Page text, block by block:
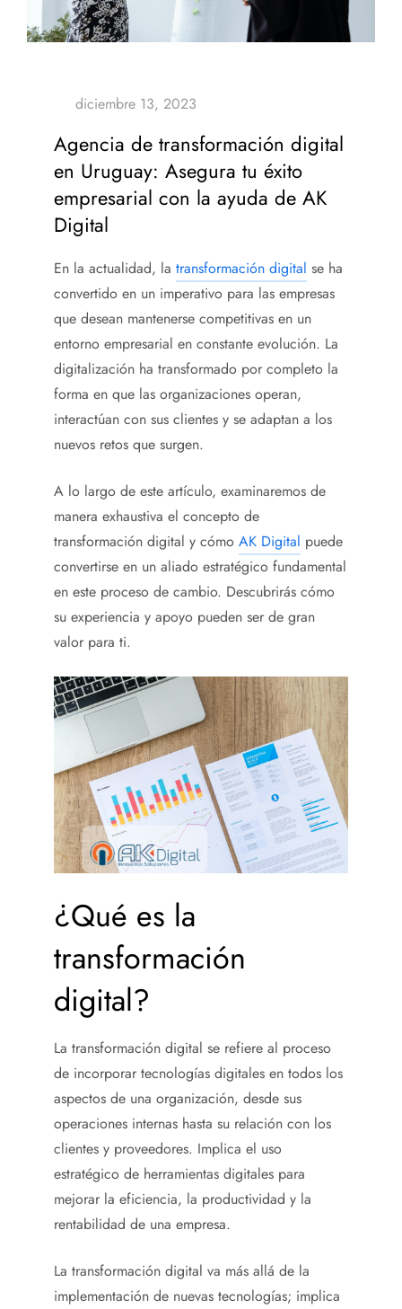
Agencia de transformación digital
en Uruguay: Asegura tu éxito
empresarial con la ayuda de AK
Digital
En la actualidad, la transformación digital se ha
convertido en un imperativo para las empresas
que desean mantenerse competitivas en un
entorno empresarial en constante evolución. La
digitalización ha transformado por completo la
forma en que las organizaciones operan,
interactúan con sus clientes y se adaptan a los
nuevos retos que surgen.
A lo largo de este artículo, examinaremos de
manera exhaustiva el concepto de
transformación digital y cómo AK Digital puede
convertirse en un aliado estratégico fundamental
en este proceso de cambio. Descubrirás cómo
su experiencia y apoyo pueden ser de gran
valor para ti.
¿Qué es la
transformación
digital?
La transformación digital se refiere al proceso
de incorporar tecnologías digitales en todos los
aspectos de una organización, desde sus
operaciones internas hasta su relación con los
clientes y proveedores. Implica el uso
estratégico de herramientas digitales para
mejorar la eficiencia, la productividad y la
rentabilidad de una empresa.
La transformación digital va más allá de la
implementación de nuevas tecnologías; implica